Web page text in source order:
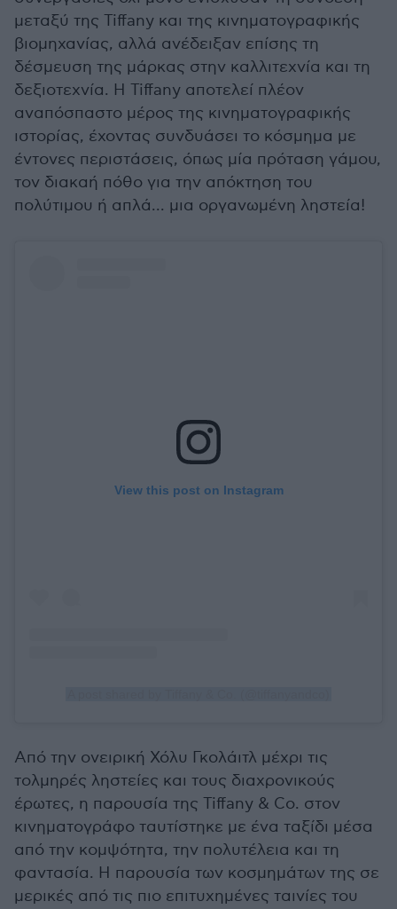
μεταξύ της Tiffany και της κινηματογραφικής
βιομηχανίας, αλλά ανέδειξαν επίσης τη
δέσμευση της μάρκας στην καλλιτεχνία και τη
δεξιοτεχνία. Η Tiffany αποτελεί πλέον
αναπόσπαστο μέρος της κινηματογραφικής
ιστορίας, έχοντας συνδυάσει το κόσμημα με
έντονες περιστάσεις, όπως μία πρόταση γάμου,
τον διακαή πόθο για την απόκτηση του
πολύτιμου ή απλά... μια οργανωμένη ληστεία!
View this post on Instagram
Από την ονειρική Χόλυ Γκολάιτλ μέχρι τις
τολμηρές ληστείες και τους διαχρονικούς
έρωτες, η παρουσία της Tiffany & Co. στον
κινηματογράφο ταυτίστηκε με ένα ταξίδι μέσα
από την κομψότητα, την πολυτέλεια και τη
φαντασία. Η παρουσία των κοσμημάτων της σε
μερικές από τις πιο επιτυχημένες ταινίες του